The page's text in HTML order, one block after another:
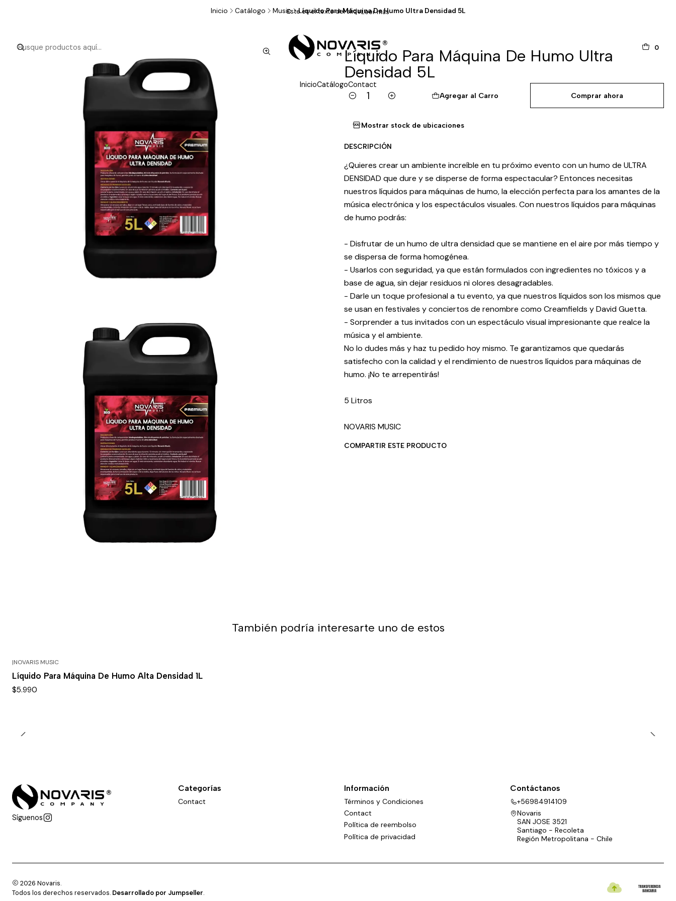
0
InicioCatálogoContact
Este es el texto del slideLeer más
Inicio Catálogo Music Líquido Para Máquina De Humo Ultra Densidad 5L
|
Líquido Para Máquina De Humo Ultra
Densidad 5L
Cantidad
Agregar al Carro Comprar ahora
Mostrar stock de ubicaciones
DESCRIPCIÓN
¿Quieres crear un ambiente increíble en tu próximo evento con un humo de ULTRA
DENSIDAD que dure y se disperse de forma espectacular? Entonces necesitas
nuestros líquidos para máquinas de humo, la elección perfecta para los amantes de la
música electrónica y los espectáculos visuales. Con nuestros líquidos para máquinas
de humo podrás:
- Disfrutar de un humo de ultra densidad que se mantiene en el aire por más tiempo y
se dispersa de forma homogénea.
- Usarlos con seguridad, ya que están formulados con ingredientes no tóxicos y a
base de agua, sin dejar residuos ni olores desagradables.
- Darle un toque profesional a tu evento, ya que nuestros líquidos son los mismos que
se usan en festivales y conciertos de renombre como Creamfields y David Guetta.
- Sorprender a tus invitados con un espectáculo visual impresionante que realce la
música y el ambiente.
No lo dudes más y haz tu pedido hoy mismo. Te garantizamos que quedarás
satisfecho con la calidad y el rendimiento de nuestros líquidos para máquinas de
humo. ¡No te arrepentirás!
5 Litros
NOVARIS MUSIC
COMPARTIR ESTE PRODUCTO
También podría interesarte uno de estos
|NOVARIS MUSIC
Líquido Para Máquina De Humo Alta Densidad 1L
$5.990
Síguenos
Categorías
Contact
Información
Términos y Condiciones
Contact
Política de reembolso
Política de privacidad
Contáctanos
+56984914109
Novaris
SAN JOSE 3521
Santiago - Recoleta
Región Metropolitana - Chile
2026 Novaris.
Todos los derechos reservados. Desarrollado por Jumpseller.